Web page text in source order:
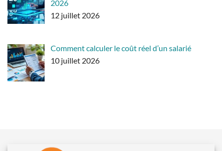
2026
12 juillet 2026
Comment calculer le coût réel d’un salarié
10 juillet 2026